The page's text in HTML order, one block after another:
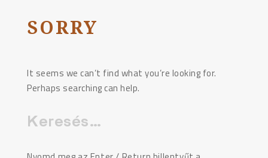
tartalomhoz
SORRY
It seems we can’t find what you’re looking for.
Perhaps searching can help.
Keresés: